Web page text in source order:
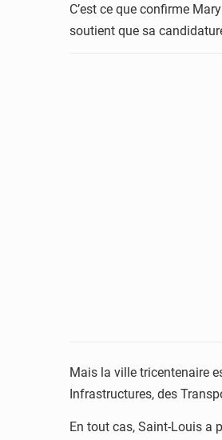
C’est ce que confirme
soutient que sa
Mais la ville tricentenaire
Infrastructures, des
En tout cas, Saint-Louis a